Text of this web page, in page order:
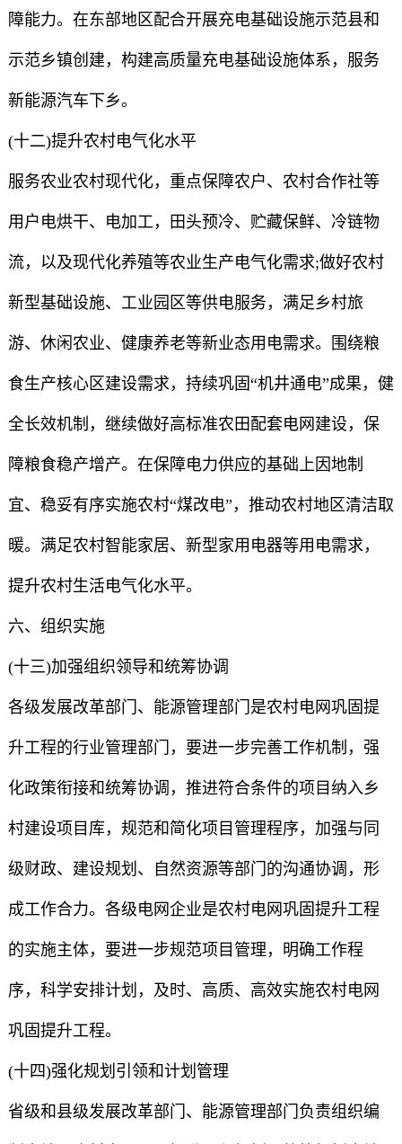
障能力。在东部地区配合开展充电基础设施示范县和
示范乡镇创建，构建高质量充电基础设施体系，服务
新能源汽车下乡。
(十二)提升农村电气化水平
服务农业农村现代化，重点保障农户、农村合作社等
用户电烘干、电加工，田头预冷、贮藏保鲜、冷链物
流，以及现代化养殖等农业生产电气化需求;做好农村
新型基础设施、工业园区等供电服务，满足乡村旅
游、休闲农业、健康养老等新业态用电需求。围绕粮
食生产核心区建设需求，持续巩固“机井通电”成果，健
全长效机制，继续做好高标准农田配套电网建设，保
障粮食稳产增产。在保障电力供应的基础上因地制
宜、稳妥有序实施农村“煤改电”，推动农村地区清洁取
暖。满足农村智能家居、新型家用电器等用电需求，
提升农村生活电气化水平。
六、组织实施
(十三)加强组织领导和统筹协调
各级发展改革部门、能源管理部门是农村电网巩固提
升工程的行业管理部门，要进一步完善工作机制，强
化政策衔接和统筹协调，推进符合条件的项目纳入乡
村建设项目库，规范和简化项目管理程序，加强与同
级财政、建设规划、自然资源等部门的沟通协调，形
成工作合力。各级电网企业是农村电网巩固提升工程
的实施主体，要进一步规范项目管理，明确工作程
序，科学安排计划，及时、高质、高效实施农村电网
巩固提升工程。
(十四)强化规划引领和计划管理
省级和县级发展改革部门、能源管理部门负责组织编